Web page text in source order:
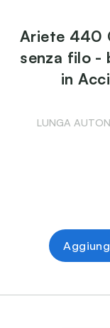
Ariete 440
senza filo -
in
LUNGA